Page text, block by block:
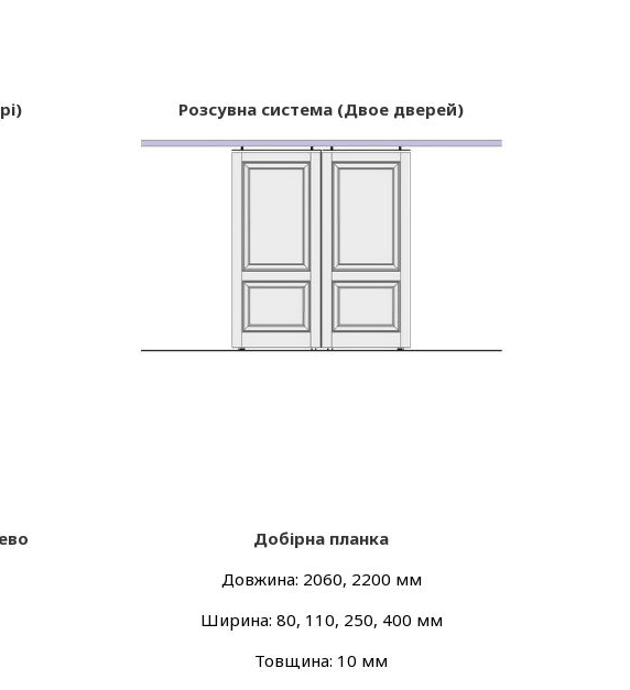
Розсувна система (Двое дверей)
Добірна планка
Довжина: 2060, 2200 мм
Ширина: 80, 110, 250, 400 мм
Товщина: 10 мм